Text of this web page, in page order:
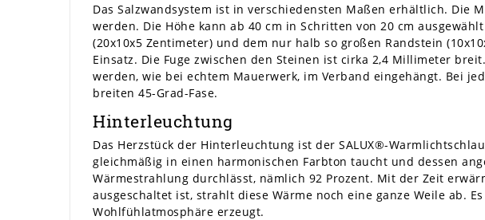
Das Salzwandsystem ist in verschiedensten Maßen erhältlich. Die
werden. Die Höhe kann ab 40 cm in Schritten von 20 cm
(20x10x5 Zentimeter) und dem nur halb so großen Randstein
Einsatz. Die Fuge zwischen den Steinen ist cirka 2,4 Millimeter
werden, wie bei echtem Mauerwerk, im Verband eingehängt. Bei
breiten 45-Grad-Fase.
Hinterleuchtung
Das Herzstück der Hinterleuchtung ist der SALUX®-
gleichmäßig in einen harmonischen Farbton taucht und dessen
Wärmestrahlung durchlässt, nämlich 92 Prozent. Mit der Zeit
ausgeschaltet ist, strahlt diese Wärme noch eine ganze Weile ab.
Wohlfühlatmosphäre erzeugt.